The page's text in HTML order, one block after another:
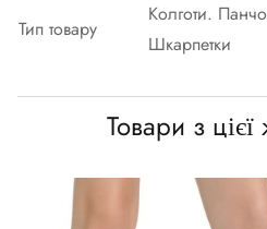
Тип товару
Колготи.
Шкарпетки
Товари з цієї